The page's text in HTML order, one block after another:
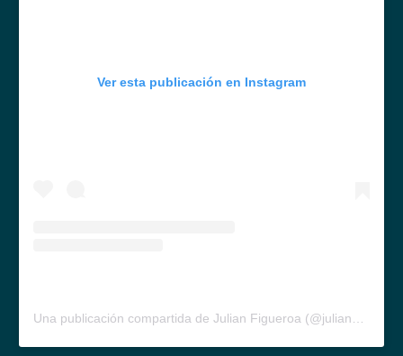
Ver esta publicación en Instagram